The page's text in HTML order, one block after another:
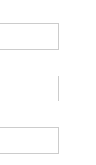
さい。